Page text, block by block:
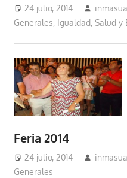
24 julio, 2014
Generales, Igualdad, Salud y
Feria 2014
24 julio, 2014
Generales